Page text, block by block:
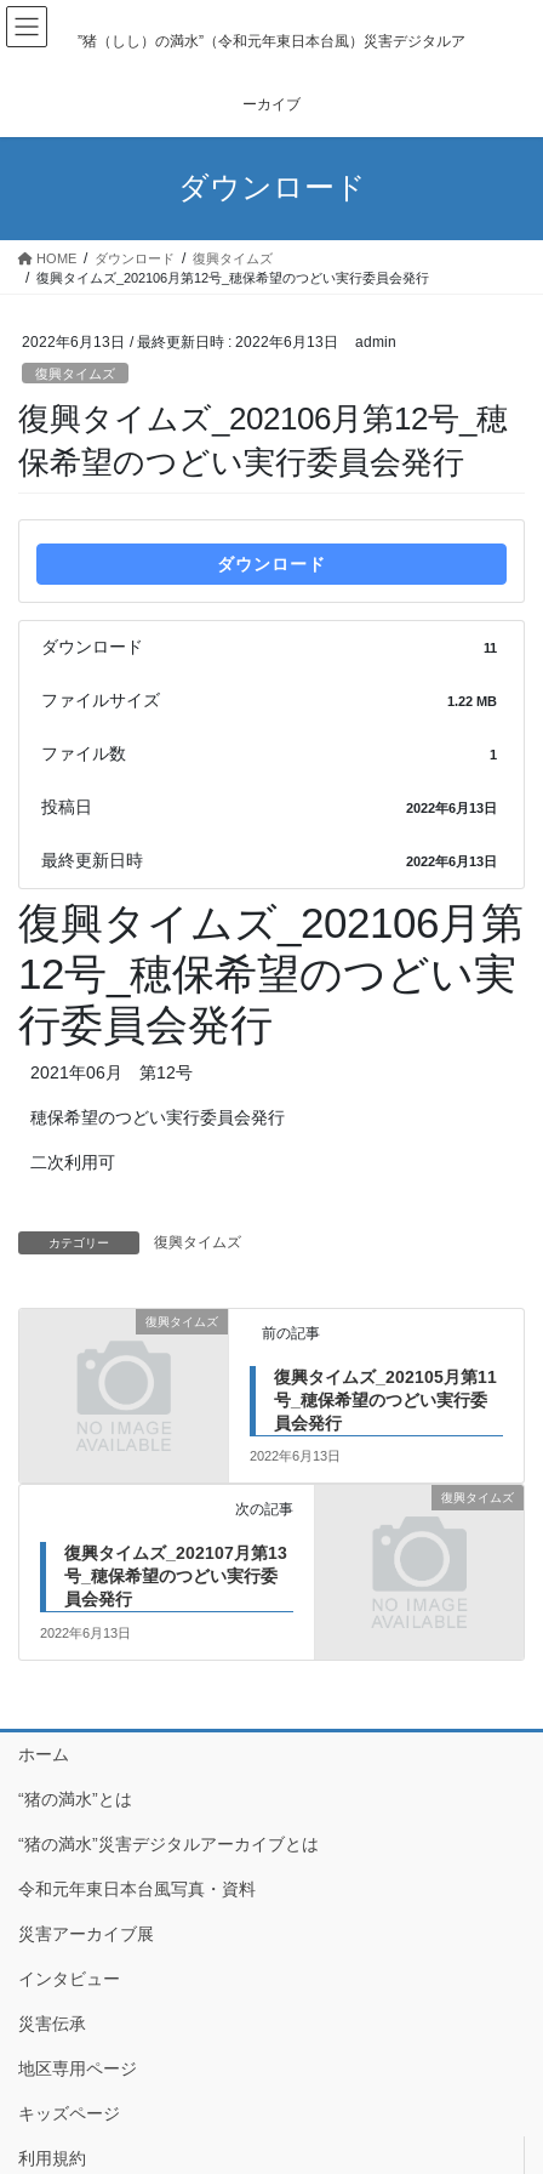
コ
ン
へ
プ
ナ
ビ
ョ
動
”猪（しし）の満水”（令和元年東日本台風）災害デジタルア
ーカイブ
ダウンロード
HOME ダウンロード
復興タイムズ
復興タイムズ_202106月第12号_穂保希望のつどい実行委員会発行
2022年6月13日 / 最終更新日時 : 2022年6月13日 admin
復興タイムズ
復興タイムズ_202106月第12号_穂
保希望のつどい実行委員会発行
ダウンロード
ダウンロード 11
ファイルサイズ 1.22 MB
ファイル数 1
投稿日 2022年6月13日
最終更新日時 2022年6月13日
復興タイムズ_202106月第
12号_穂保希望のつどい実
行委員会発行
2021年06月 第12号
穂保希望のつどい実行委員会発行
二次利用可
カテゴリー 復興タイムズ
復興タイムズ
前の記事
復興タイムズ_202105月第11
号_穂保希望のつどい実行委
員会発行
2022年6月13日
復興タイムズ
次の記事
復興タイムズ_202107月第13
号_穂保希望のつどい実行委
員会発行
2022年6月13日
ホーム
“猪の満水”とは
“猪の満水”災害デジタルアーカイブとは
令和元年東日本台風写真・資料
災害アーカイブ展
インタビュー
災害伝承
地区専用ページ
キッズページ
利用規約